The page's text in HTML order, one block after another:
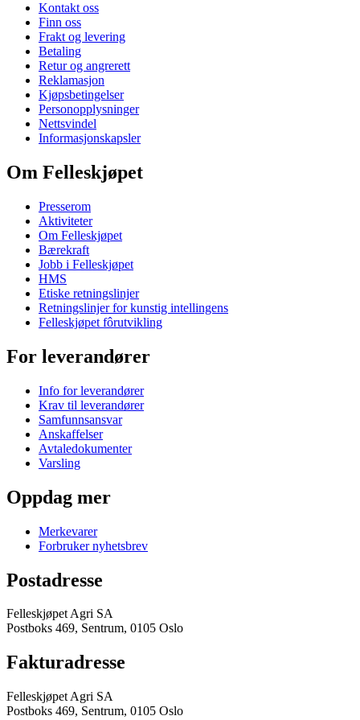
Kontakt oss
Finn oss
Frakt og levering
Betaling
Retur og angrerett
Reklamasjon
Kjøpsbetingelser
Personopplysninger
Nettsvindel
Informasjonskapsler
Om Felleskjøpet
Presserom
Aktiviteter
Om Felleskjøpet
Bærekraft
Jobb i Felleskjøpet
HMS
Etiske retningslinjer
Retningslinjer for kunstig intellingens
Felleskjøpet fôrutvikling
For leverandører
Info for leverandører
Krav til leverandører
Samfunnsansvar
Anskaffelser
Avtaledokumenter
Varsling
Oppdag mer
Merkevarer
Forbruker nyhetsbrev
Postadresse
Felleskjøpet Agri SA
Postboks 469, Sentrum, 0105 Oslo
Fakturadresse
Felleskjøpet Agri SA
Postboks 469, Sentrum, 0105 Oslo